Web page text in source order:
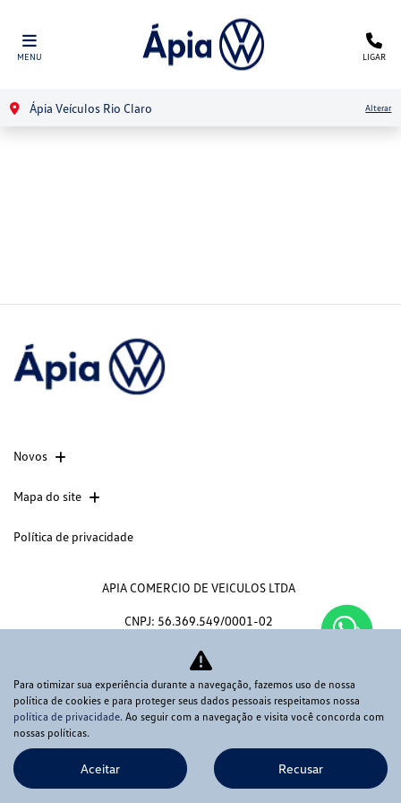
MENU LIGAR
Ápia Veículos Rio Claro Alterar
Novos
Mapa do site
Política de privacidade
APIA COMERCIO DE VEICULOS LTDA
CNPJ: 56.369.549/0001-02
No trânsito, enxergar o outro salva
vidas.
Desenvolvido pela DEALERSPACE ® Direitos Reservados.
Para otimizar sua experiência durante a navegação, fazemos uso de nossa
política de cookies e para proteger seus dados pessoais respeitamos nossa
política de privacidade. Ao seguir com a navegação e visita você concorda com
nossas políticas.
Aceitar Recusar